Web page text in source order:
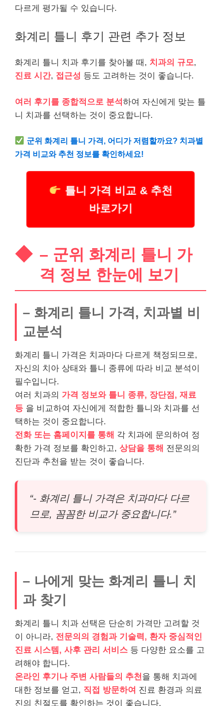
다르게 평가될 수 있습니다.
화계리 틀니 후기 관련 추가 정보
화계리 틀니 치과 후기를 찾아볼 때, 치과의 규모,
진료 시간, 접근성 등도 고려하는 것이 좋습니다.
여러 후기를 종합적으로 분석하여 자신에게 맞는 틀
니 치과를 선택하는 것이 중요합니다.
군위 화계리 틀니 가격, 어디가 저렴할까요? 치과별
가격 비교와 추천 정보를 확인하세요!
틀니 가격 비교 & 추천
바로가기
– 군위 화계리 틀니 가
격 정보 한눈에 보기
– 화계리 틀니 가격, 치과별 비
교분석
화계리 틀니 가격은 치과마다 다르게 책정되므로,
자신의 치아 상태와 틀니 종류에 따라 비교 분석이
필수입니다.
여러 치과의 가격 정보와 틀니 종류, 장단점, 재료
등 을 비교하여 자신에게 적합한 틀니와 치과를 선
택하는 것이 중요합니다.
전화 또는 홈페이지를 통해 각 치과에 문의하여 정
확한 가격 정보를 확인하고, 상담을 통해 전문의의
진단과 추천을 받는 것이 좋습니다.
“- 화계리 틀니 가격은 치과마다 다르
므로, 꼼꼼한 비교가 중요합니다.”
– 나에게 맞는 화계리 틀니 치
과 찾기
화계리 틀니 치과 선택은 단순히 가격만 고려할 것
이 아니라, 전문의의 경험과 기술력, 환자 중심적인
진료 시스템, 사후 관리 서비스 등 다양한 요소를 고
려해야 합니다.
온라인 후기나 주변 사람들의 추천을 통해 치과에
대한 정보를 얻고, 직접 방문하여 진료 환경과 의료
진의 친절도를 확인하는 것이 좋습니다.